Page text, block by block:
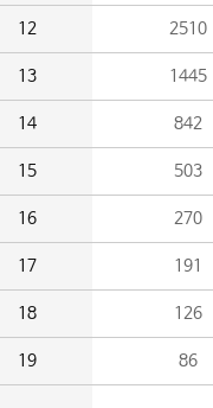
12 2510
13 1445
14 842
15 503
16 270
17 191
18 126
19 86